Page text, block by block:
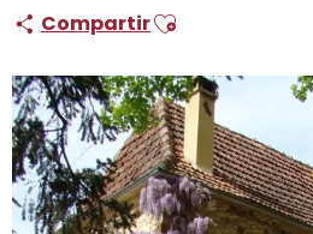
CompartirAjouter aux favoris